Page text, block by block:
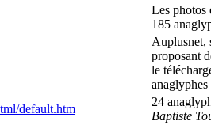
Les photos
185
Auplusnet,
proposant
le
anaglyphes
default.htm
24
Baptiste